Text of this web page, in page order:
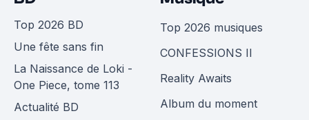
Top 2026 BD
Une fête sans fin
La Naissance de Loki -
One Piece, tome 113
Actualité BD
Top 2026 musiques
CONFESSIONS II
Reality Awaits
Album du moment